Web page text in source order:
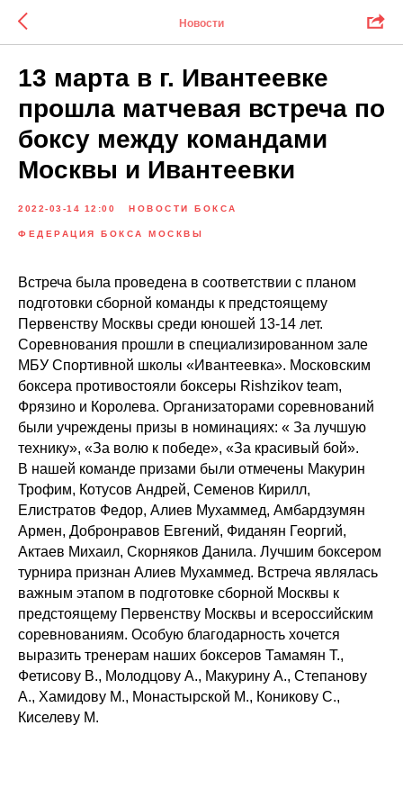
Новости
13 марта в г. Ивантеевке
прошла матчевая встреча по
боксу между командами
Москвы и Ивантеевки
2022-03-14 12:00 НОВОСТИ БОКСА
ФЕДЕРАЦИЯ БОКСА МОСКВЫ
Встреча была проведена в соответствии с планом
подготовки сборной команды к предстоящему
Первенству Москвы среди юношей 13-14 лет.
Соревнования прошли в специализированном зале
МБУ Спортивной школы «Ивантеевка». Московским
боксера противостояли боксеры Rishzikov team,
Фрязино и Королева. Организаторами соревнований
были учреждены призы в номинациях: « За лучшую
технику», «За волю к победе», «За красивый бой».
В нашей команде призами были отмечены Макурин
Трофим, Котусов Андрей, Семенов Кирилл,
Елистратов Федор, Алиев Мухаммед, Амбардзумян
Армен, Добронравов Евгений, Фиданян Георгий,
Актаев Михаил, Скорняков Данила. Лучшим боксером
турнира признан Алиев Мухаммед. Встреча являлась
важным этапом в подготовке сборной Москвы к
предстоящему Первенству Москвы и всероссийским
соревнованиям. Особую благодарность хочется
выразить тренерам наших боксеров Тамамян Т.,
Фетисову В., Молодцову А., Макурину А., Степанову
А., Хамидову М., Монастырской М., Коникову С.,
Киселеву М.